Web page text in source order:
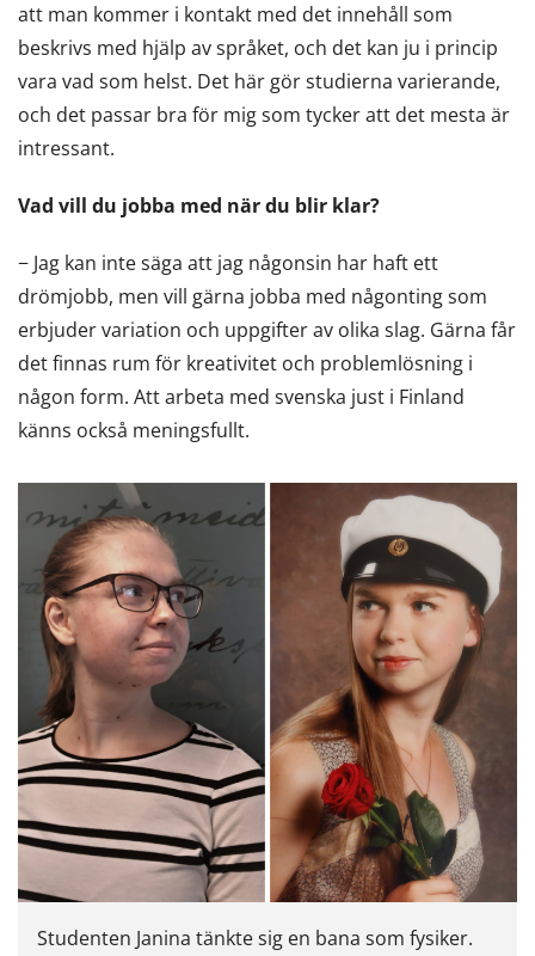
att man kommer i kontakt med det innehåll som
beskrivs med hjälp av språket, och det kan ju i princip
vara vad som helst. Det här gör studierna varierande,
och det passar bra för mig som tycker att det mesta är
intressant.
Vad vill du jobba med när du blir klar?
− Jag kan inte säga att jag någonsin har haft ett
drömjobb, men vill gärna jobba med någonting som
erbjuder variation och uppgifter av olika slag. Gärna får
det finnas rum för kreativitet och problemlösning i
någon form. Att arbeta med svenska just i Finland
känns också meningsfullt.
Studenten Janina tänkte sig en bana som fysiker.